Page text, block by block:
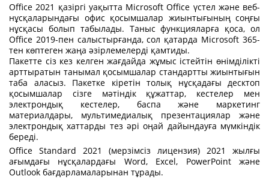
Office 2021 қазіргі уақытта Microsoft Office үстел және веб-
нұсқаларындағы офис қосымшалар жиынтығының соңғы
нұсқасы болып табылады. Таныс функцияларға қоса, ол
Office 2019-пен салыстырғанда, сол қатарда Microsoft 365-
тен көптеген жаңа әзірлемелерді қамтиды.
Пакетте сіз кез келген жағдайда жұмыс істейтін өнімділікті
арттыратын танымал қосымшалар стандартты жиынтығын
таба аласыз. Пакетке кіретін толық нұсқадағы десктоп
қосымшалар сізге мәтіндік құжаттар, кестелер мен
электрондық кестелер, баспа және маркетинг
материалдары, мультимедиалық презентациялар және
электрондық хаттарды тез әрі оңай дайындауға мүмкіндік
береді.
Office Standard 2021 (мерзімсіз лицензия) 2021 жылғы
ағымдағы нұсқалардағы Word, Excel, PowerPoint және
Outlook бағдарламаларынан тұрады.